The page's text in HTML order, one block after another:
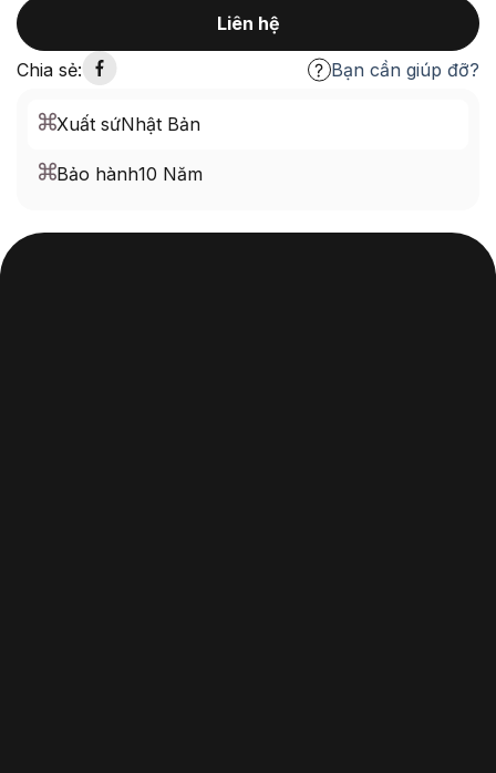
Liên hệ
Chia sẻ: Bạn cần giúp đỡ?
Xuất sứNhật Bản
Bảo hành10 Năm